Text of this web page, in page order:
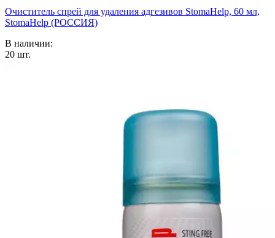
Очиститель спрей для удаления адгезивов StomaHelp, 60 мл,
StomaHelp (РОССИЯ)
В наличии:
20 шт.